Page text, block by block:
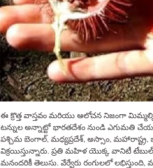
ఈ క్రొత్త వాస్తవం మరియు ఆలోచన నిజంగా
టన్నుల అన్నాట్టో భారతదేశం నుండి ఎగుమతి
పశ్చిమ బెంగాల్, మధ్యప్రదేశ్, అస్సాం,
విక్రయిస్తున్నారు. ప్రతి మహిళ యొక్క వానిటీ
మనందరికీ తెలుసు. వేర్వేరు రంగులలో